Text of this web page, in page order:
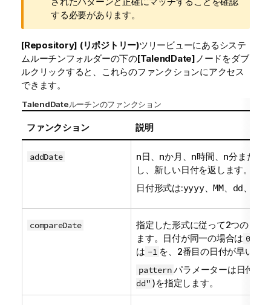
する必要があります。
[Repository] (リポジトリー)ツリービューにあるシステ
ムルーチンフォルダーの下の[TalendDate] ノードをダブ
ルクリックすると、これらのファンクションにアクセス
できます。
TalendDateルーチンのファンクション
ファンクション 説明
addDate
n日、nか月、n時間、n分または
し、新しい日付を返します。
日付形式は:yyyy、MM、 dd、
compareDate
指定した形式に従って2つの日付
ます。日付が同一の場合は 0
は -1 を、2番目の日付が早い場
pattern パラメーターは日付形
dd" )を指定します。